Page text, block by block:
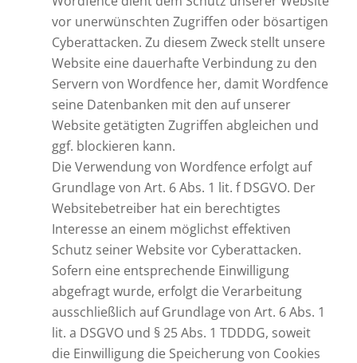
vor unerwünschten Zugriffen oder bösartigen
Cyberattacken. Zu diesem Zweck stellt unsere
Website eine dauerhafte Verbindung zu den
Servern von Wordfence her, damit Wordfence
seine Datenbanken mit den auf unserer
Website getätigten Zugriffen abgleichen und
ggf. blockieren kann.
Die Verwendung von Wordfence erfolgt auf
Grundlage von Art. 6 Abs. 1 lit. f DSGVO. Der
Websitebetreiber hat ein berechtigtes
Interesse an einem möglichst effektiven
Schutz seiner Website vor Cyberattacken.
Sofern eine entsprechende Einwilligung
abgefragt wurde, erfolgt die Verarbeitung
ausschließlich auf Grundlage von Art. 6 Abs. 1
lit. a DSGVO und § 25 Abs. 1 TDDDG, soweit
die Einwilligung die Speicherung von Cookies